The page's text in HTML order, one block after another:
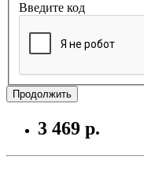
Введите код
Продолжить
3 469 р.